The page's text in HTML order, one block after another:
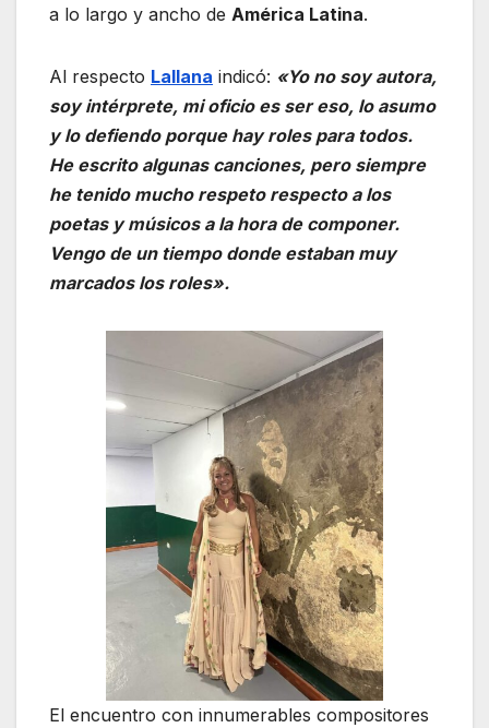
a lo largo y ancho de América Latina.
Al respecto Lallana indicó: «Yo no soy autora,
soy intérprete, mi oficio es ser eso, lo asumo
y lo defiendo porque hay roles para todos.
He escrito algunas canciones, pero siempre
he tenido mucho respeto respecto a los
poetas y músicos a la hora de componer.
Vengo de un tiempo donde estaban muy
marcados los roles».
El encuentro con innumerables compositores